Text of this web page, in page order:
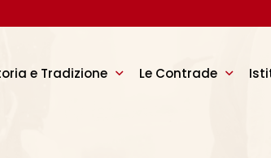
e Tradizione Le Contrade